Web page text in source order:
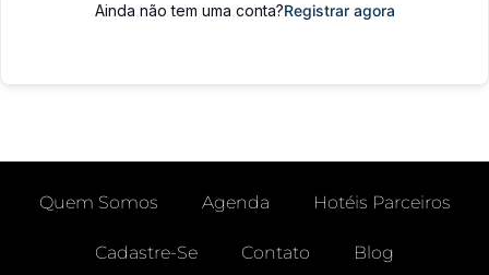
Ainda não tem uma conta?Registrar agora
Quem Somos Agenda Hotéis Parceiros
Cadastre-Se Contato Blog